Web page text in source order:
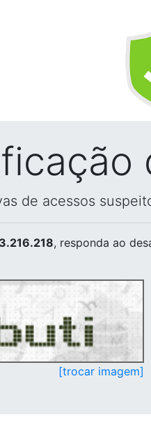
de acessos
, responda ao
[trocar imagem]